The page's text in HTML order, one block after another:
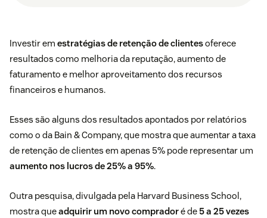
Investir em estratégias de retenção de clientesoferece
resultados como melhoria da reputação, aumento de
faturamento e melhor aproveitamento dos recursos
financeiros e humanos.
Esses são alguns dos resultados apontados por relatórios
como o da Bain & Company, que mostra que aumentar a taxa
de retenção de clientes em apenas 5% pode representar um
aumento nos lucros de 25% a 95%.
Outra pesquisa, divulgada pela Harvard Business School ,
mostra queadquirir um novo compradoréde 5 a 25 vezes